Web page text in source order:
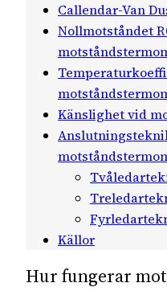
Callendar-Van
Nollmotståndet
Känslighet vid
Källor
Hur fungerar